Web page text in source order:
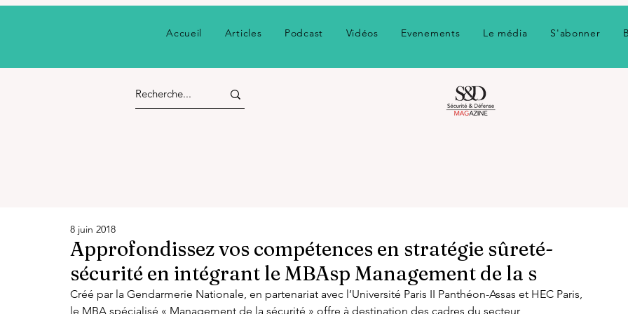
Accueil Articles Podcast Vidéos Evenements Le média S'abonner
Approfondissez vos compétences en stratégie sûreté-
sécurité en intégrant le MBAsp Management de la s
8 juin 2018
Créé par la Gendarmerie Nationale, en partenariat avec l’Université Paris II Panthéon-Assas et HEC Paris,
le MBA spécialisé « Management de la sécurité » offre à destination des cadres du secteur